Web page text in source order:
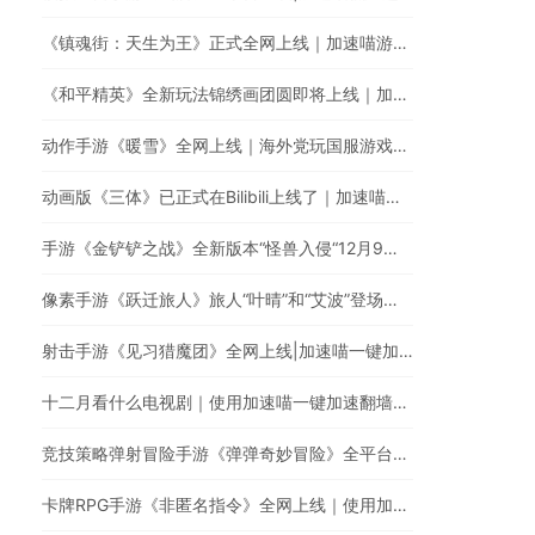
《镇魂街：天生为王》正式全网上线｜加速喵游戏加速全网最快
《和平精英》全新玩法锦绣画团圆即将上线｜加速喵国服游戏超快加速
动作手游《暖雪》全网上线｜海外党玩国服游戏的必备游戏加速器
动画版《三体》已正式在Bilibili上线了｜加速喵一键加速破解海外地区限制
手游《金铲铲之战》全新版本“怪兽入侵“12月9日正式上线｜回国游戏加速器的最佳选择
像素手游《跃迁旅人》旅人“叶晴”和“艾波”登场｜使用加速喵一键加速国服游戏低延迟无卡顿
射击手游《见习猎魔团》全网上线|加速喵一键加速国服游戏
十二月看什么电视剧｜使用加速喵一键加速翻墙回国看剧
竞技策略弹射冒险手游《弹弹奇妙冒险》全平台上线｜如何使用加速喵玩国服手游
卡牌RPG手游《非匿名指令》全网上线｜使用加速喵提升游戏体验